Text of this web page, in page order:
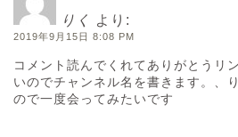
りく より:
2019年9月15日 8:08 PM
コメント読んでくれてありがとうリ
いのでチャンネル名を書きます。、
ので一度会ってみたいです